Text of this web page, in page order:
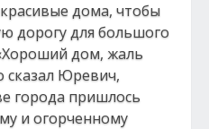
дома, чтобы
дорогу для большого
дом, жаль
сказал Юревич,
города пришлось
и огорченному